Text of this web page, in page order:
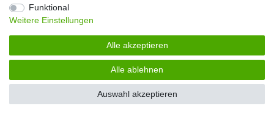
Funktional
Weitere Einstellungen
Alle akzeptieren
Alle ablehnen
Auswahl akzeptieren